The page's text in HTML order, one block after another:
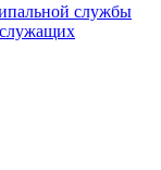
службы